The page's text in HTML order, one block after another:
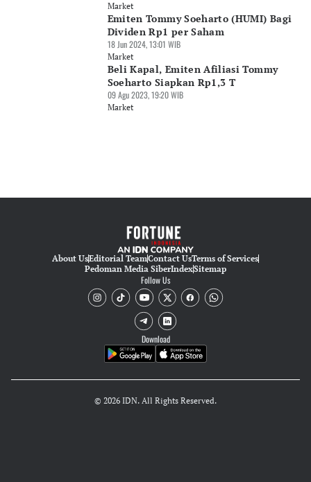
Market
Emiten Tommy Soeharto (HUMI) Bagi
Dividen Rp1 per Saham
18 Jun 2024, 13:01 WIB
Market
Beli Kapal, Emiten Afiliasi Tommy
Soeharto Siapkan Rp1,3 T
09 Agu 2023, 19:20 WIB
Market
About UsEditorial TeamContact UsTerms of Services
Pedoman Media SiberIndexSitemap
Follow Us
Download
© 2026 IDN. All Rights Reserved.